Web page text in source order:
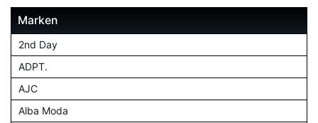
Marken
2nd Day
ADPT.
AJC
Alba Moda